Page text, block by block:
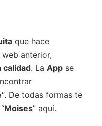
que hace
anterior,
calidad. La App se
“. De todas formas te
Moises” aquí.